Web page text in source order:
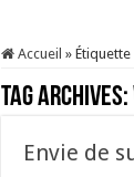
Accueil » Étiquette
Tag Archives:
Envie de